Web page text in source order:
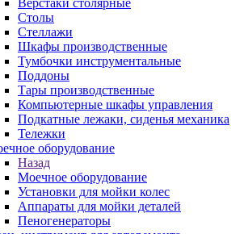
Верстаки столярные
Столы
Стеллажи
Шкафы производственные
Тумбочки инструментальные
Поддоны
Тары производственные
Компьютерные шкафы управления
Подкатные лежаки, сиденья механика
Тележки
оборудование
Назад
Моечное оборудование
Установки для мойки колес
Аппараты для мойки деталей
Пеногенераторы